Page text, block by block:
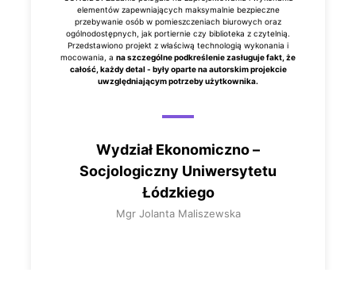
elementów zapewniających maksymalnie bezpieczne
przebywanie osób w pomieszczeniach biurowych oraz
ogólnodostępnych, jak portiernie czy biblioteka z czytelnią.
Przedstawiono projekt z właściwą technologią wykonania i
mocowania, a na szczególne podkreślenie zasługuje fakt, że
całość, każdy detal - były oparte na autorskim projekcie
uwzględniającym potrzeby użytkownika.
Wydział Ekonomiczno –
Socjologiczny Uniwersytetu
Łódzkiego
Mgr Jolanta Maliszewska